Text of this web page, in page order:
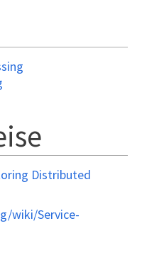
Distributed
wiki/Service-